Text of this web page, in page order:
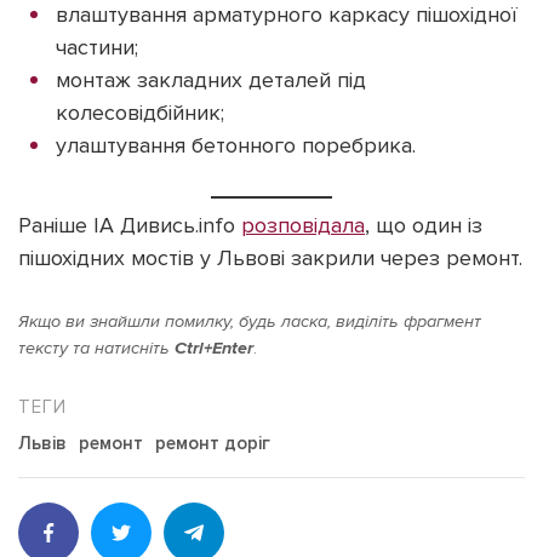
влаштування арматурного каркасу пішохідної
частини;
монтаж закладних деталей під
колесовідбійник;
улаштування бетонного поребрика.
Раніше ІА Дивись.info розповідала, що один із
пішохідних мостів у Львові закрили через ремонт.
Якщо ви знайшли помилку, будь ласка, виділіть фрагмент
тексту та натисніть Ctrl+Enter.
Львів ремонт ремонт доріг